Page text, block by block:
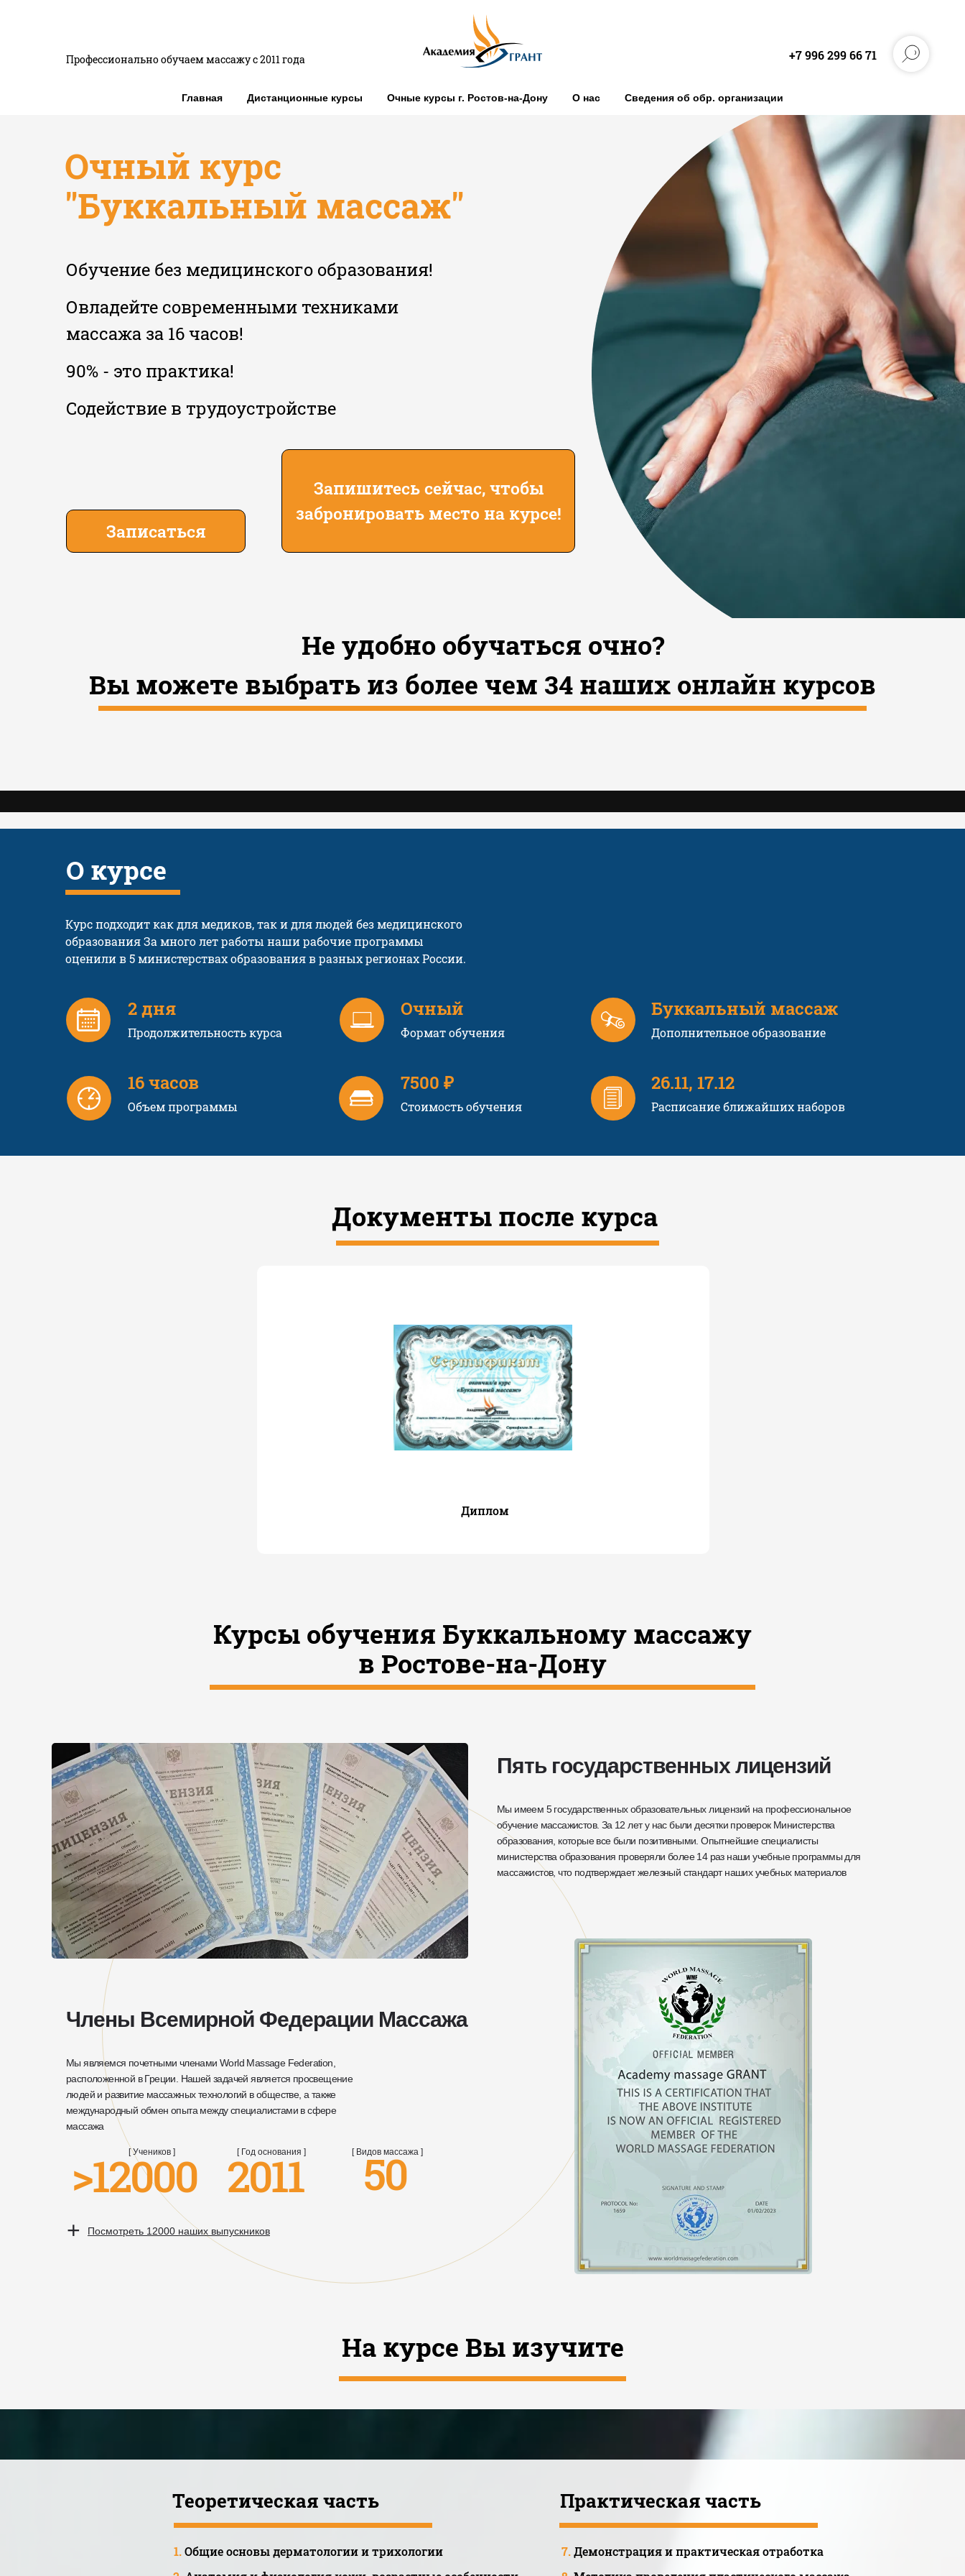
Профессионально обучаем массажу с 2011 года +7 996 299 66 71
Главная Дистанционные курсы Очные курсы г. Ростов-на-Дону О нас Сведения об обр. организации
Очный курс
"Буккальный массаж"
Содействие в трудоустройстве
Овладейте современными техниками
массажа за 16 часов!
Записаться
Обучение без медицинского образования!
90% - это практика!
Запишитесь сейчас, чтобы
забронировать место на курсе!
Не удобно обучаться очно?
Вы можете выбрать из более чем 34 наших онлайн курсов
О курсе
Курс подходит как для медиков, так и для людей без медицинского
образования За много лет работы наши рабочие программы
оценили в 5 министерствах образования в разных регионах России.
2 дня
Продолжительность курса
16 часов
Объем программы
Очный
Формат обучения
7500 ₽
Стоимость обучения
Буккальный массаж
Дополнительное образование
26.11, 17.12
Расписание ближайших наборов
Документы после курса
Диплом
Курсы обучения Буккальному массажу
в Ростове-на-Дону
Пять государственных лицензий
Мы имеем 5 государственных образовательных лицензий на профессиональное
обучение массажистов. За 12 лет у нас были десятки проверок Министерства
образования, которые все были позитивными. Опытнейшие специалисты
министерства образования проверяли более 14 раз наши учебные программы для
массажистов, что подтверждает железный стандарт наших учебных материалов
Члены Всемирной Федерации Массажа
Мы являемся почетными членами World Massage Federation,
расположенной в Греции. Нашей задачей является просвещение
людей и развитие массажных технологий в обществе, а также
международный обмен опыта между специалистами в сфере
массажа
>12000 2011 50
[ Учеников ] [ Год основания ] [ Видов массажа ]
Посмотреть 12000 наших выпускников
+
На курсе Вы изучите
Теоретическая часть
1.Общие основы дерматологии и трихологии
7.Демонстрация и практическая отработка
Практическая часть